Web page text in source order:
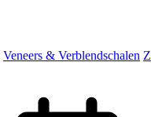
Veneers & Verblendschalen